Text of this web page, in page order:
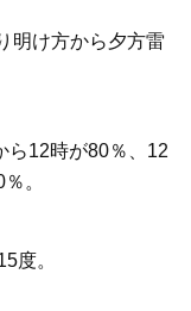
明け方から夕方雷
ら12時が80％、12
。
度。